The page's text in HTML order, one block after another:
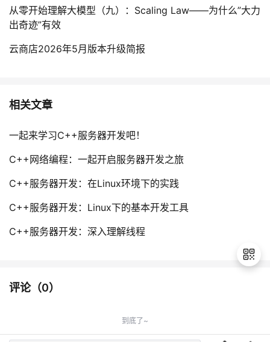
从零开始理解大模型（九）：Scaling Law——为什么”大力
出奇迹”有效
云商店2026年5月版本升级简报
相关文章
一起来学习C++服务器开发吧！
C++网络编程：一起开启服务器开发之旅
C++服务器开发：在Linux环境下的实践
C++服务器开发：Linux下的基本开发工具
C++服务器开发：深入理解线程
评论（0）
到底了~